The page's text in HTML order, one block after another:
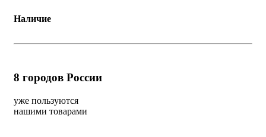
Наличие
8 городов России
уже пользуются
нашими товарами